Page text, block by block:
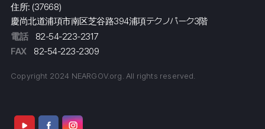
住所: (37668)
慶尚北道浦項市南区芝谷路394浦項テクノパーク3階
電話
82-54-223-2317
FAX
82-54-223-2309
Copyright 2024 NEARGOV.org. All rights reserved.